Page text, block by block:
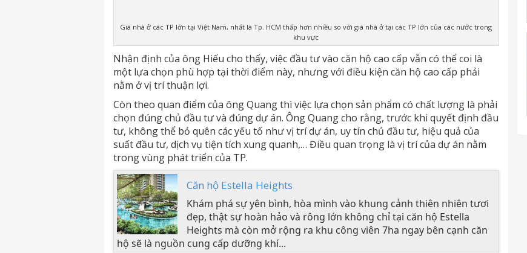
Giá nhà ở các TP lớn tại Việt Nam, nhất là Tp. HCM thấp hơn nhiều so với giá nhà ở tại các TP lớn của các nước trong
khu vực
Nhận định của ông Hiếu cho thấy, việc đầu tư vào căn hộ cao cấp vẫn có thể coi là
một lựa chọn phù hợp tại thời điểm này, nhưng với điều kiện căn hộ cao cấp phải
nằm ở vị trí thuận lợi.
Còn theo quan điểm của ông Quang thì việc lựa chọn sản phẩm có chất lượng là phải
chọn đúng chủ đầu tư và đúng dự án. Ông Quang cho rằng, trước khi quyết định đầu
tư, không thể bỏ quên các yếu tố như vị trí dự án, uy tín chủ đầu tư, hiệu quả của
suất đầu tư, dịch vụ tiện tích xung quanh,… Điều quan trọng là vị trí của dự án nằm
trong vùng phát triển của TP.
Căn hộ Estella Heights
Khám phá sự yên bình, hòa mình vào khung cảnh thiên nhiên tươi
đẹp, thật sự hoàn hảo và rông lớn không chỉ tại căn hộ Estella
Heights mà còn mở rộng ra khu công viên 7ha ngay bên cạnh căn
hộ sẽ là nguồn cung cấp dưỡng khí...